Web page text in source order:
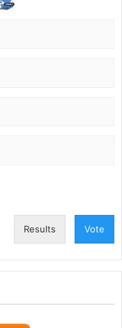
Results Vote